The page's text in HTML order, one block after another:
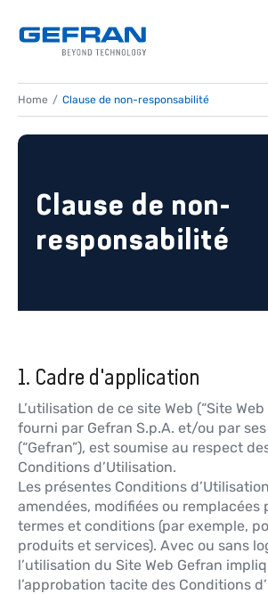
Home Clause de non-responsabilité
Clause de non-
responsabilité
1. Cadre d'application
L’utilisation de ce site Web (“Site Web
fourni par Gefran S.p.A. et/ou par
(“Gefran”), est soumise au respect
Conditions d’Utilisation.
Les présentes Conditions
amendées, modifiées ou remplacées
termes et conditions (par exemple,
produits et services). Avec ou sans
l’utilisation du Site Web Gefran
l’approbation tacite des Conditions